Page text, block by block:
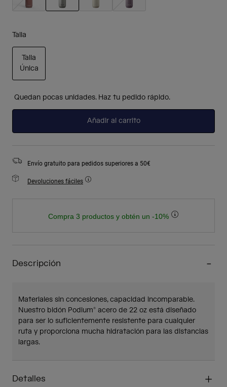
Talla
Talla
Única
Quedan pocas unidades. Haz tu pedido rápido.
Añadir al carrito
Envío gratuito para pedidos superiores a 50€
Devoluciones fáciles
Compra 3 productos y obtén un -10%
Descripción
Materiales sin concesiones, capacidad incomparable.
Nuestro bidón Podium® acero de 22 oz está diseñado
para ser lo suficientemente resistente para cualquier
ruta y proporciona mucha hidratación para las distancias
largas.
Detalles